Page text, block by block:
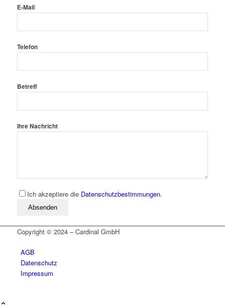
E-Mail
Telefon
Betreff
Ihre Nachricht
Ich akzeptiere die Datenschutzbestimmungen.
Bitte lassen Sie dieses Feld leer
Copyright © 2024 – Cardinal GmbH
AGB
Datenschutz
Impressum